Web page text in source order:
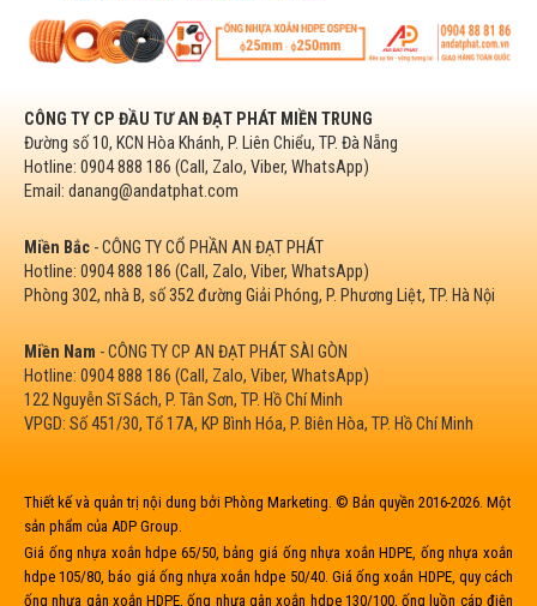
CÔNG TY CP ĐẦU TƯ AN ĐẠT PHÁT MIỀN TRUNG
Đường số 10, KCN Hòa Khánh, P. Liên Chiểu, TP. Đà Nẵng
Hotline: 0904 888 186 (Call, Zalo, Viber, WhatsApp)
Email: danang@andatphat.com
Miền Bắc - CÔNG TY CỔ PHẦN AN ĐẠT PHÁT
Hotline: 0904 888 186 (Call, Zalo, Viber, WhatsApp)
Phòng 302, nhà B, số 352 đường Giải Phóng, P. Phương Liệt, TP. Hà Nội
Miền Nam - CÔNG TY CP AN ĐẠT PHÁT SÀI GÒN
Hotline: 0904 888 186 (Call, Zalo, Viber, WhatsApp)
122 Nguyễn Sĩ Sách, P. Tân Sơn, TP. Hồ Chí Minh
VPGD: Số 451/30, Tổ 17A, KP Bình Hóa, P. Biên Hòa, TP. Hồ Chí Minh
Thiết kế và quản trị nội dung bởi Phòng Marketing. © Bản quyền 2016-2026. Một
sản phẩm của ADP Group.
Giá ống nhựa xoắn hdpe 65/50, bảng giá ống nhựa xoắn HDPE, ống nhựa xoắn
hdpe 105/80, báo giá ống nhựa xoắn hdpe 50/40. Giá ống xoắn HDPE, quy cách
ống nhựa gân xoắn HDPE, ống nhựa gân xoắn hdpe 130/100, ống luồn cáp điện